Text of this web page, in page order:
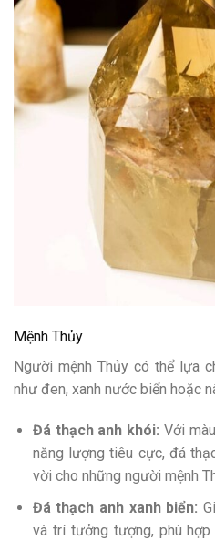
Mệnh Thủy
Người mệnh Thủy có thể lựa
như đen, xanh nước biển hoặc
Đá thạch anh khói: Với
năng lượng tiêu cực, đá
vời cho những người mệnh
Đá thạch anh xanh biển:
và trí tưởng tượng, phù